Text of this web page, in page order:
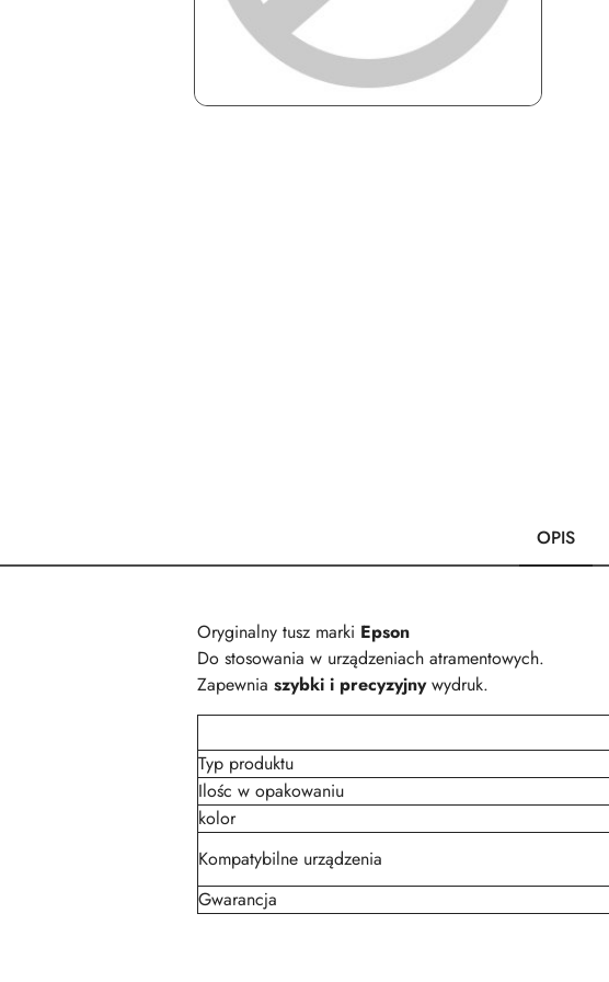
OPIS
Oryginalny tusz marki Epson
Do stosowania w urządzeniach atramentowych.
Zapewnia szybki i precyzyjnywydruk.
Typ produktu
Ilośc w opakowaniu
kolor
Kompatybilne urządzenia
Gwarancja